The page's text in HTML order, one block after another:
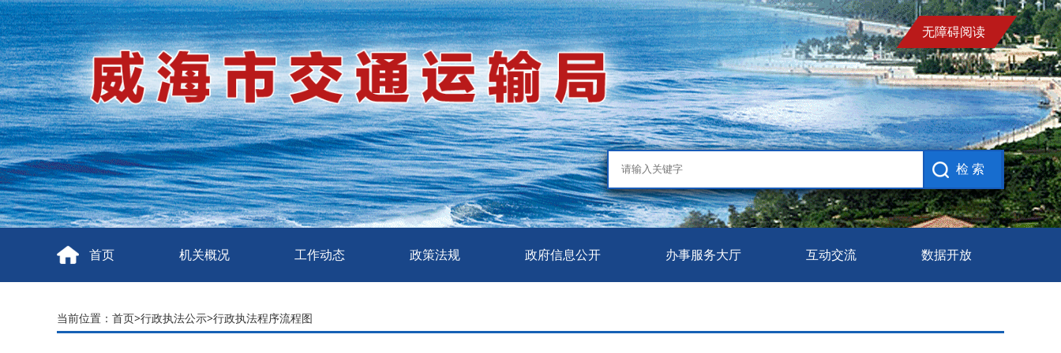
无障碍阅读
首页 机关概况 工作动态 政策法规 政府信息公开 办事服务大厅 互动交流 数据开放
当前位置： 首页>行政执法公示>行政执法程序流程图